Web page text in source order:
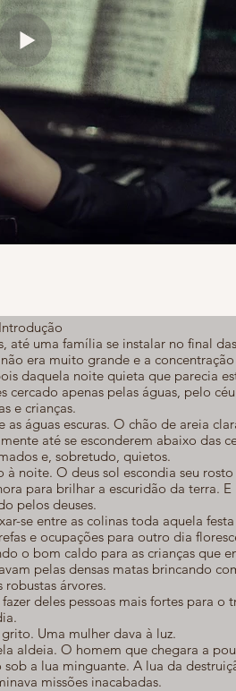
até uma família se instalar no final
era muito grande e a
daquela noite quieta que parecia
cercado apenas pelas águas, pelo
e crianças.
águas escuras. O chão de areia
até se esconderem abaixo das
e, sobretudo, quietos.
noite. O deus sol escondia seu rosto
para brilhar a escuridão da terra. E
pelos deuses.
se entre as colinas toda aquela
e ocupações para outro dia
o bom caldo para as crianças que
pelas densas matas brincando
robustas árvores.
deles pessoas mais fortes para o
Uma mulher dava à luz.
aldeia. O homem que chegara a
a lua minguante. A lua da
missões inacabadas.